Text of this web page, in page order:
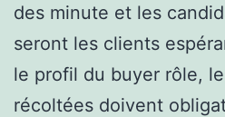
des minute et les
seront les clients
le profil du buyer rôle,
récoltées doivent